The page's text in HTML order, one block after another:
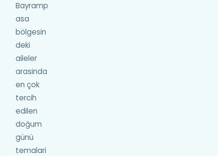
Bayramp
asa
bölgesin
deki
aileler
arasinda
en çok
tercih
edilen
doğum
günü
temalari